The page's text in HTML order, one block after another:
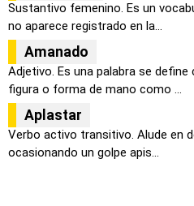
Sustantivo femenino. Es un
no aparece registrado en la...
Amanado
Adjetivo. Es una palabra se
figura o forma de mano como ...
Aplastar
Verbo activo transitivo. Alude en
ocasionando un golpe apis...